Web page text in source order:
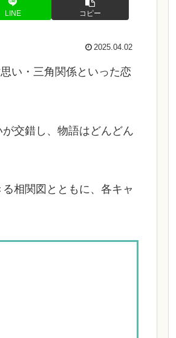
LINE コピー
2025.04.02
い・三角関係といった恋
交錯し、物語はどんどん
相関図とともに、各キャ